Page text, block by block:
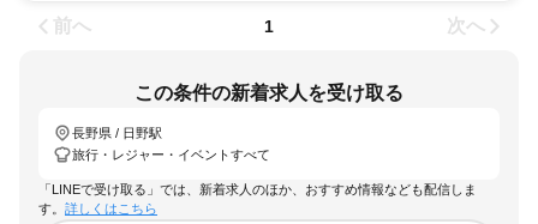
前へ 1 次へ
この条件の新着求人を受け取る
長野県 / 日野駅
旅行・レジャー・イベントすべて
「LINEで受け取る」では、新着求人のほか、おすすめ情報なども配信しま
す。 詳しくはこちら